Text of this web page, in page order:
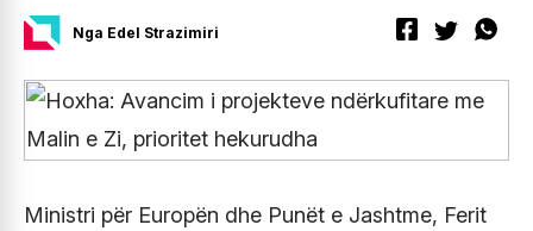
Nga Edel Strazimiri
Ministri për Europën dhe Punët e Jashtme, Ferit